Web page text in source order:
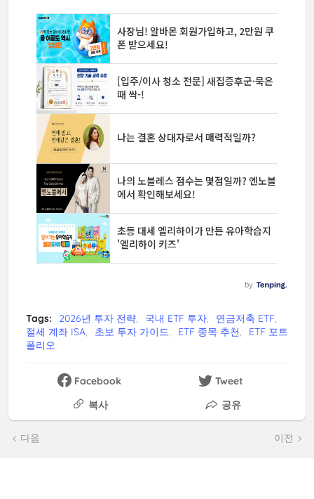
Tags: 2026년 투자 전략 국내 ETF 투자
연금저축 ETF
절세 계좌 ISA
초보 투자 가이드 ETF 종목 추천
ETF 포트
폴리오
Facebook
Tweet
복사
공유
다음 이전